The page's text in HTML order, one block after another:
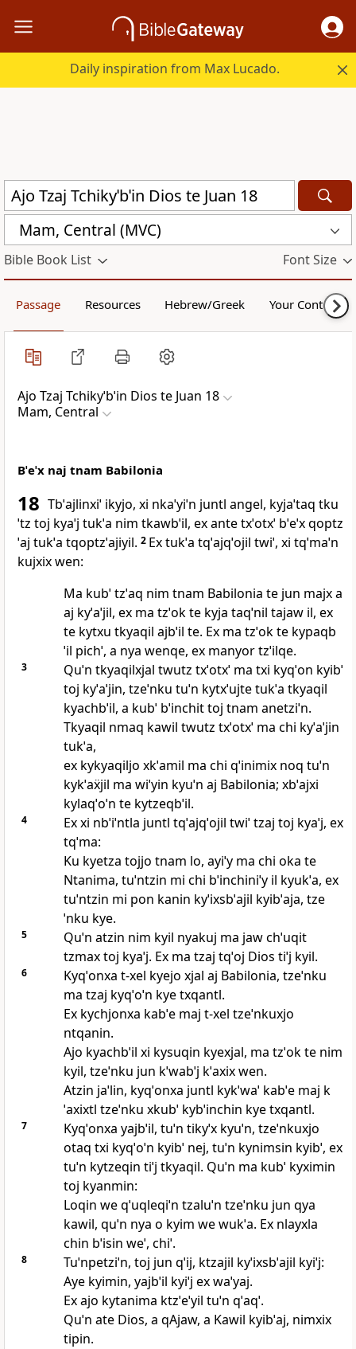
Daily inspiration from Max Lucado.
Mam, Central (MVC)
Bible Book List Font Size
Passage Resources Hebrew/Greek Your Content
Ajo Tzaj Tchikyˈbˈin Dios te Juan 18
Mam, Central
Bˈeˈx naj tnam Babilonia
18 Tbˈajlinxiˈ ikyjo, xi nkaˈyiˈn juntl angel, kyjaˈtaq tku
ˈtz toj kyaˈj tukˈa nim tkawbˈil, ex ante txˈotxˈ bˈeˈx qoptz
ˈaj tukˈa tqoptzˈajiyil. 2 Ex tukˈa tqˈajqˈojil twiˈ, xi tqˈmaˈn
kujxix wen:
Ma kubˈ tzˈaq nim tnam Babilonia te jun majx a
aj kyˈaˈjil, ex ma tzˈok te kyja taqˈnil tajaw il, ex
te kytxu tkyaqil ajbˈil te. Ex ma tzˈok te kypaqb
ˈil pichˈ, a nya wenqe, ex manyor tzˈilqe.
3
Quˈn tkyaqilxjal twutz txˈotxˈ ma txi kyqˈon kyibˈ
toj kyˈaˈjin, tzeˈnku tuˈn kytxˈujte tukˈa tkyaqil
kyachbˈil, a kubˈ bˈinchit toj tnam anetziˈn.
Tkyaqil nmaq kawil twutz txˈotxˈ ma chi kyˈaˈjin
tukˈa,
ex kykyaqiljo xkˈamil ma chi qˈinimix noq tuˈn
kykˈaẍjil ma wiˈyin kyuˈn aj Babilonia; xbˈajxi
kylaqˈoˈn te kytzeqbˈil.
4
Ex xi nbˈiˈntla juntl tqˈajqˈojil twiˈ tzaj toj kyaˈj, ex
tqˈma:
Ku kyetza tojjo tnam lo, ayiˈy ma chi oka te
Ntanima, tuˈntzin mi chi bˈinchiniˈy il kyukˈa, ex
tuˈntzin mi pon kanin kyˈixsbˈajil kyibˈaja, tze
ˈnku kye.
5
Quˈn atzin nim kyil nyakuj ma jaw chˈuqit
tzmax toj kyaˈj. Ex ma tzaj tqˈoj Dios tiˈj kyil.
6
Kyqˈonxa t‑xel kyejo xjal aj Babilonia, tzeˈnku
ma tzaj kyqˈoˈn kye txqantl.
Ex kychjonxa kabˈe maj t‑xel tzeˈnkuxjo
ntqanin.
Ajo kyachbˈil xi kysuqin kyexjal, ma tzˈok te nim
kyil, tzeˈnku jun kˈwabˈj kˈaxix wen.
Atzin jaˈlin, kyqˈonxa juntl kykˈwaˈ kabˈe maj k
ˈaxixtl tzeˈnku xkubˈ kybˈinchin kye txqantl.
7
Kyqˈonxa yajbˈil, tuˈn tikyˈx kyuˈn, tzeˈnkuxjo
otaq txi kyqˈoˈn kyibˈ nej, tuˈn kynimsin kyibˈ, ex
tuˈn kytzeqin tiˈj tkyaqil. Quˈn ma kubˈ kyximin
toj kyanmin:
Loqin we qˈuqleqiˈn tzaluˈn tzeˈnku jun qya
kawil, quˈn nya o kyim we wukˈa. Ex nlayxla
chin bˈisin weˈ, chiˈ.
8
Tuˈnpetziˈn, toj jun qˈij, ktzajil kyˈixsbˈajil kyiˈj:
Aye kyimin, yajbˈil kyiˈj ex waˈyaj.
Ex ajo kytanima ktzˈeˈyil tuˈn qˈaqˈ.
Quˈn ate Dios, a qAjaw, a Kawil kyibˈaj, nimxix
tipin.